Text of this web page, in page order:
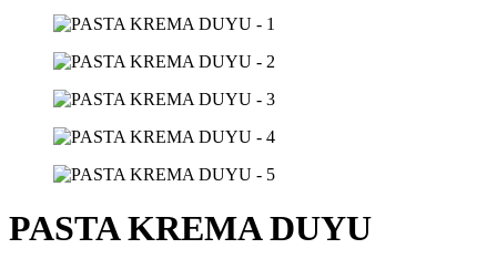
PASTA KREMA DUYU